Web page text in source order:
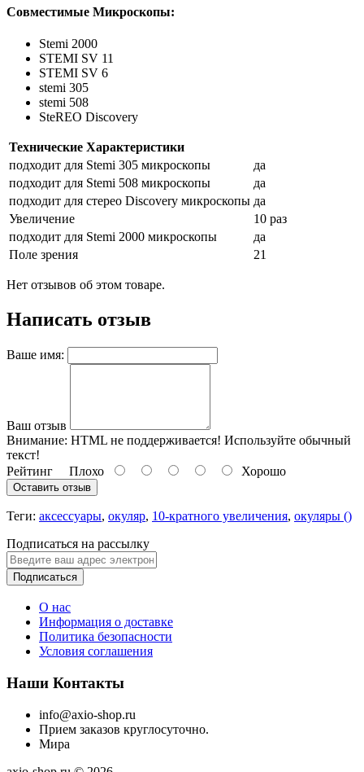
Совместимые Микроскопы:
Stemi 2000
STEMI SV 11
STEMI SV 6
stemi 305
stemi 508
SteREO Discovery
Технические Характеристики
подходит для Stemi 305 микроскопы
да
подходит для Stemi 508 микроскопы
да
подходит для стерео Discovery микроскопы да
Увеличение
10 раз
подходит для Stemi 2000 микроскопы
да
Поле зрения
21
Нет отзывов об этом товаре.
Написать отзыв
Ваше имя:
Ваш отзыв
Внимание: HTML не поддерживается! Используйте обычный
текст!
Рейтинг Плохо Хорошо
Оставить отзыв
Теги: аксессуары, окуляр, 10-кратного увеличения, окуляры ()
Подписаться на рассылку
Подписаться
О нас
Информация о доставке
Политика безопасности
Условия соглашения
Наши Контакты
info@axio-shop.ru
Прием заказов круглосуточно.
Мира